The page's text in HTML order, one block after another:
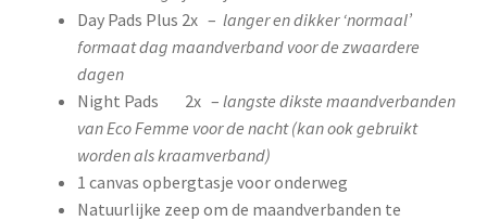
Day Pads Plus 2x – langer en dikker ‘normaal’
formaat dag maandverband voor de zwaardere
dagen
Night Pads 2x – langste dikste maandverbanden
van Eco Femme voor de nacht (kan ook gebruikt
worden als kraamverband)
1 canvas opbergtasje voor onderweg
Natuurlijke zeep om de maandverbanden te